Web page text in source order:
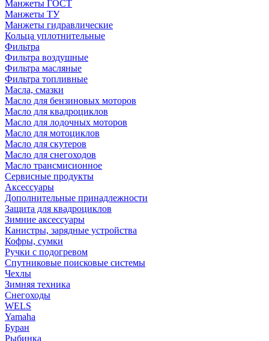
Манжеты ГОСТ
Манжеты ТУ
Манжеты гидравлические
Кольца уплотнительные
Фильтра
Фильтра воздушные
Фильтра масляные
Фильтра топливные
Масла, смазки
Масло для бензиновых моторов
Масло для квадроциклов
Масло для лодочных моторов
Масло для мотоциклов
Масло для скутеров
Масло для снегоходов
Масло трансмисионное
Сервисные продукты
Аксессуары
Дополнительные принадлежности
Защита для квадроциклов
Зимние аксессуары
Канистры, зарядные устройства
Кофры, сумки
Ручки с подогревом
Спутниковые поисковые системы
Чехлы
Зимняя техника
Снегоходы
WELS
Yamaha
Буран
Рыбинка